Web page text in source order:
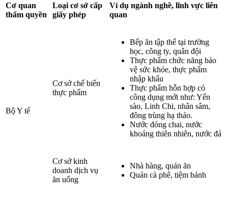
Cơ quan
thẩm quyền
Loại cơ sở cấp
giấy phép
Ví dụ ngành nghề, lĩnh vực liên
quan
Bộ Y tế
Cơ sở chế biến
thực phẩm
Bếp ăn tập thể tại trường
học, công ty, quân đội
Thực phẩm chức năng bảo
vệ sức khỏe, thực phẩm
nhập khẩu
Thực phẩm hỗn hợp có
công dụng mới như: Yến
sào, Linh Chi, nhân sâm,
đông trùng hạ thảo.
Nước đóng chai, nước
khoáng thiên nhiên, nước đá
Cơ sở kinh
doanh dịch vụ
ăn uống
Nhà hàng, quán ăn
Quán cà phê, tiệm bánh